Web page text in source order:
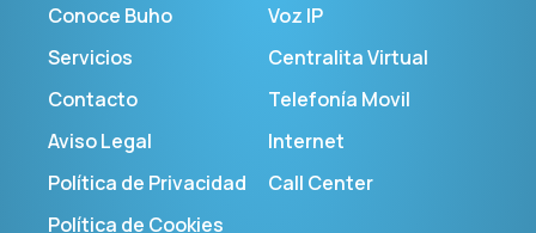
Conoce Buho
Servicios
Contacto
Aviso Legal
Política de Privacidad
Política de Cookies
Voz IP
Centralita Virtual
Telefonía Movil
Internet
Call Center